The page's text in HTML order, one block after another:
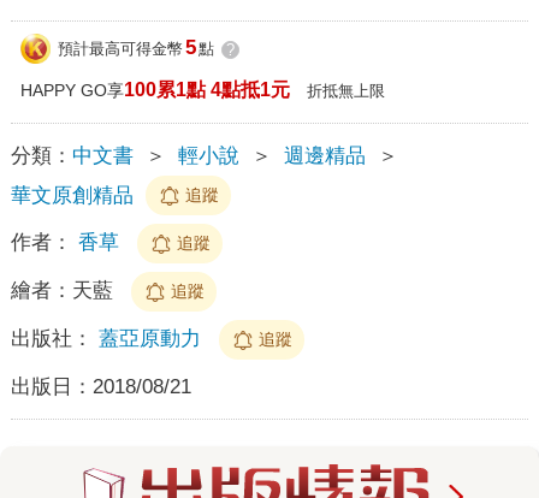
預計最高可得金幣 5點 ?
HAPPY GO享100累1點 4點抵1元 折抵無上限
分類： 中文書 ＞ 輕小說 ＞ 週邊精品
＞
華文原創精品
追蹤
作者： 香草 追蹤
繪者： 天藍 追蹤
出版社： 蓋亞原動力 追蹤
出版日： 2018/08/21